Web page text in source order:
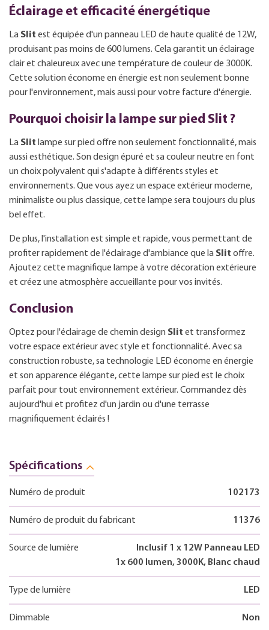
Éclairage et efficacité énergétique
La Slit est équipée d'un panneau LED de haute qualité de 12W,
produisant pas moins de 600 lumens. Cela garantit un éclairage
clair et chaleureux avec une température de couleur de 3000K.
Cette solution économe en énergie est non seulement bonne
pour l'environnement, mais aussi pour votre facture d'énergie.
Pourquoi choisir la lampe sur pied Slit ?
La Slit lampe sur pied offre non seulement fonctionnalité, mais
aussi esthétique. Son design épuré et sa couleur neutre en font
un choix polyvalent qui s'adapte à différents styles et
environnements. Que vous ayez un espace extérieur moderne,
minimaliste ou plus classique, cette lampe sera toujours du plus
bel effet.
De plus, l'installation est simple et rapide, vous permettant de
profiter rapidement de l'éclairage d'ambiance que la Slit offre.
Ajoutez cette magnifique lampe à votre décoration extérieure
et créez une atmosphère accueillante pour vos invités.
Conclusion
Optez pour l'éclairage de chemin design Slit et transformez
votre espace extérieur avec style et fonctionnalité. Avec sa
construction robuste, sa technologie LED économe en énergie
et son apparence élégante, cette lampe sur pied est le choix
parfait pour tout environnement extérieur. Commandez dès
aujourd'hui et profitez d'un jardin ou d'une terrasse
magnifiquement éclairés !
Spécifications
Numéro de produit 102173
Numéro de produit du fabricant 11376
Source de lumière
Inclusif 1 x 12W Panneau LED
1x 600 lumen, 3000K, Blanc chaud
Type de lumière LED
Dimmable Non